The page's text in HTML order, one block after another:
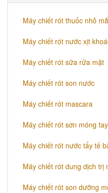
Máy chiết rót thuốc nhỏ
Máy chiết rót nước xịt
Máy chiết rót sữa rửa mặt
Máy chiết rót son nước
Máy chiết rót mascara
Máy chiết rót sơn móng tay
Máy chiết rót nước tẩy tế
Máy chiết rót dung dịch trị
Máy chiết rót son dưỡng